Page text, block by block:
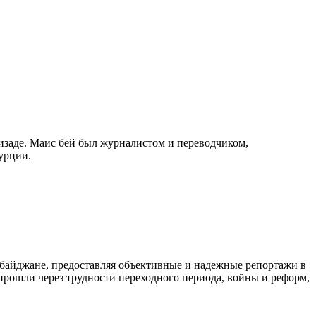
Маис бей был журналистом и переводчиком,
предоставляя объективные и надежные репортажи в
через трудности переходного периода, войны и реформ,